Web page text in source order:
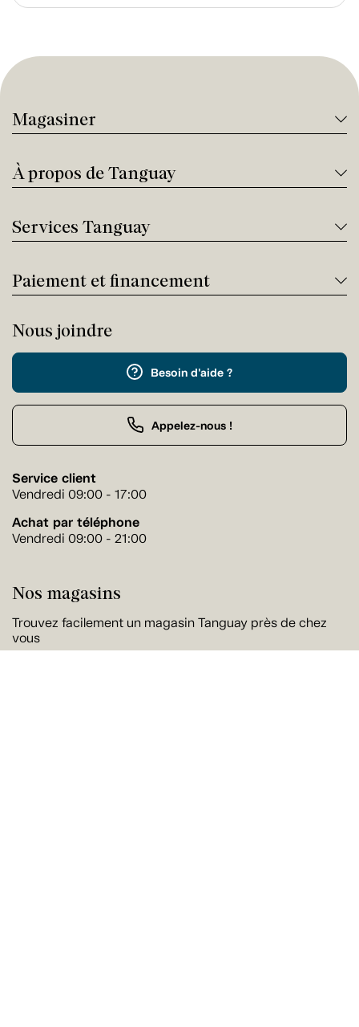
Magasiner
À propos de Tanguay
Services Tanguay
Paiement et financement
Nous joindre
Besoin d'aide ?
Appelez-nous !
Service client
Vendredi 09:00 - 17:00
Achat par téléphone
Vendredi 09:00 - 21:00
Nos magasins
Trouvez facilement un magasin Tanguay près de chez
vous